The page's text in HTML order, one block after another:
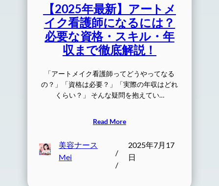
【2025年最新】アートメ
イク看護師になるには？
必要な資格・スキル・年
収まで徹底解説！
「アートメイク看護師ってどうやってなる
の？」「資格は必要？」「実際の年収はどれ
くらい？」 そんな疑問を抱えてい…
Read More
美容ナース
Mei
/
/
2025年7月17
日